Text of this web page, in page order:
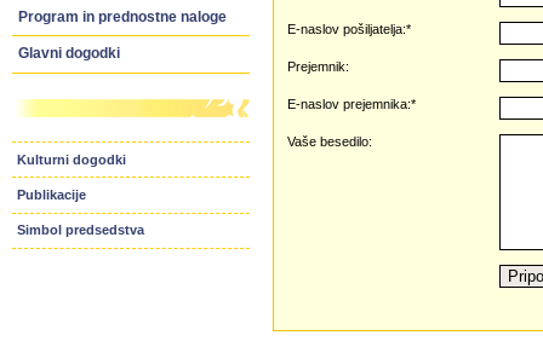
Program in prednostne naloge
Glavni dogodki
Kulturni dogodki
Publikacije
Simbol predsedstva
E-naslov pošiljatelja:*
Prejemnik:
E-naslov prejemnika:*
Vaše besedilo: